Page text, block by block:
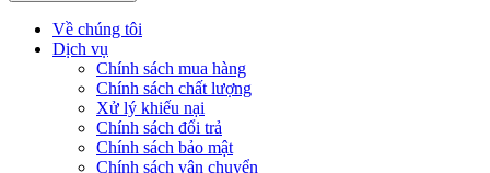
Về chúng tôi
Dịch vụ
Chính sách mua hàng
Chính sách chất lượng
Xử lý khiếu nại
Chính sách đổi trả
Chính sách bảo mật
Chính sách vận chuyển